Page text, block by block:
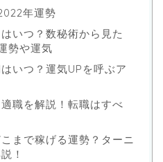
年運勢
はいつ？数秘術から見た
勢や運気
はいつ？運気UPを呼ぶア
適職を解説！転職はすべ
こまで稼げる運勢？ターニ
！